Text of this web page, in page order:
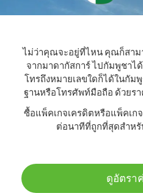
ไม่ว่าคุณจะอยู่ที่ไหน คุณก็สาม
จากมาดากัสการ์ ไปกัมพูชาไ
โทรถึงหมายเลขใดก็ได้ในกัม
ฐานหรือโทรศัพท์มือถือ ด้วยรา
ซื้อแพ็คเกจเครดิตหรือแพ็คเก
ต่อนาทีที่ถูกที่สุดสำห
ดูอัตรา